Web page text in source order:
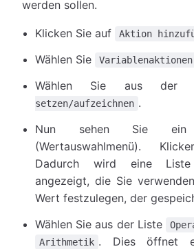
werden sollen.
Klicken Sie auf Aktion
Wählen Sie
Variablenaktionen
Wählen Sie aus der
setzen/aufzeichnen .
Nun sehen Sie ein
(Wertauswahlmenü).
Dadurch wird eine
angezeigt, die Sie
Wert festzulegen, der
Wählen Sie aus der Liste
Arithmetik . Dies öffnet